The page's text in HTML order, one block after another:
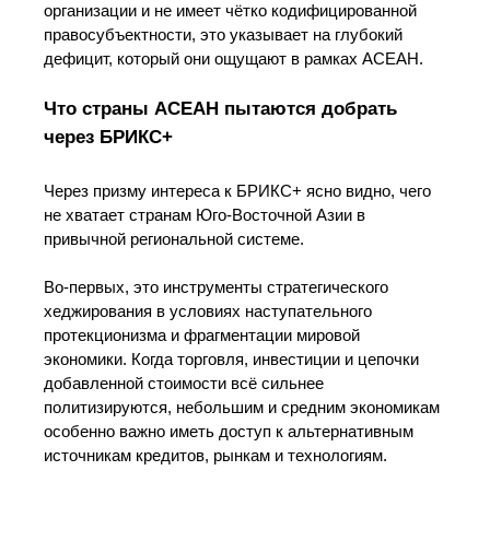
организации и не имеет чётко кодифицированной
правосубъектности, это указывает на глубокий
дефицит, который они ощущают в рамках АСЕАН.
Что страны АСЕАН пытаются добрать
через БРИКС+
Через призму интереса к БРИКС+ ясно видно, чего
не хватает странам Юго-Восточной Азии в
привычной региональной системе.
Во‑первых, это инструменты стратегического
хеджирования в условиях наступательного
протекционизма и фрагментации мировой
экономики. Когда торговля, инвестиции и цепочки
добавленной стоимости всё сильнее
политизируются, небольшим и средним экономикам
особенно важно иметь доступ к альтернативным
источникам кредитов, рынкам и технологиям.